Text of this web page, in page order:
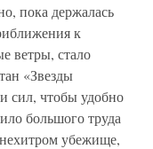
пока держалась
к
ветры, стало
«Звезды
сил, чтобы удобно
большого труда
убежище,